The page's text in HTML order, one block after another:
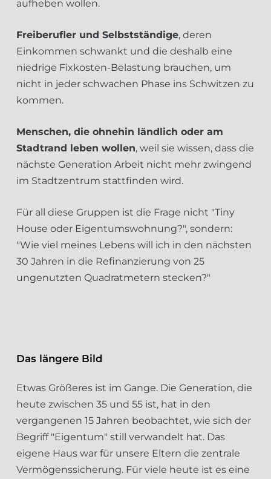
aufheben wollen.
Freiberufler und Selbstständige, deren
Einkommen schwankt und die deshalb eine
niedrige Fixkosten-Belastung brauchen, um
nicht in jeder schwachen Phase ins Schwitzen zu
kommen.
Menschen, die ohnehin ländlich oder am
Stadtrand leben wollen, weil sie wissen, dass die
nächste Generation Arbeit nicht mehr zwingend
im Stadtzentrum stattfinden wird.
Für all diese Gruppen ist die Frage nicht "Tiny
House oder Eigentumswohnung?", sondern:
"Wie viel meines Lebens will ich in den nächsten
30 Jahren in die Refinanzierung von 25
ungenutzten Quadratmetern stecken?"
Das längere Bild
Etwas Größeres ist im Gange. Die Generation, die
heute zwischen 35 und 55 ist, hat in den
vergangenen 15 Jahren beobachtet, wie sich der
Begriff "Eigentum" still verwandelt hat. Das
eigene Haus war für unsere Eltern die zentrale
Vermögenssicherung. Für viele heute ist es eine